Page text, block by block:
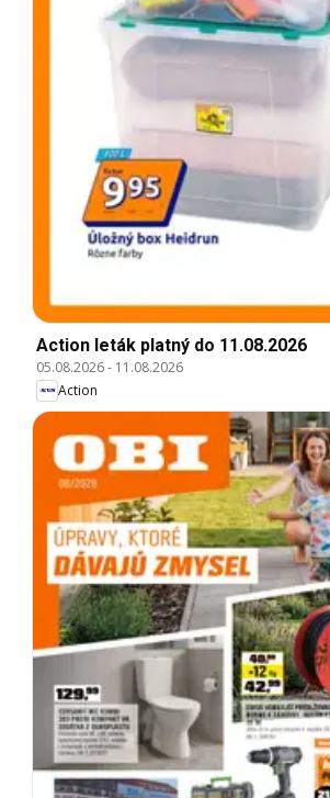
Action leták platný do 11.08.2026
05.08.2026- 11.08.2026
Action